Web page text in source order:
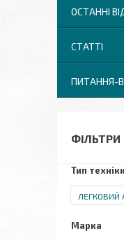
ОСТАННІ
СТАТТІ
ПИТАННЯ-
ФІЛЬТРИ
Тип техніки
ЛЕГКОВИЙ
Марка